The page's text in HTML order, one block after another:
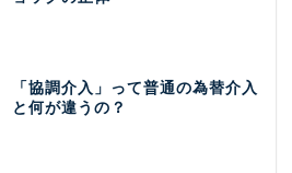
「協調介入」って普通の為替介入
と何が違うの？